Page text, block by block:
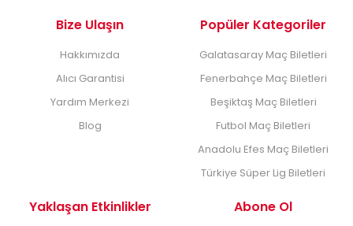
Bize Ulaşın
Hakkımızda
Alıcı Garantisi
Yardım Merkezi
Blog
Popüler Kategoriler
Galatasaray Maç Biletleri
Fenerbahçe Maç Biletleri
Beşiktaş Maç Biletleri
Futbol Maç Biletleri
Anadolu Efes Maç Biletleri
Türkiye Süper Lig Biletleri
Yaklaşan Etkinlikler Abone Ol